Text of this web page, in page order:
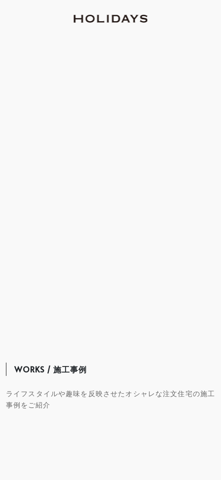
WORKS / 施工事例
ライフスタイルや趣味を反映させたオシャレな注文住宅の施工
事例をご紹介